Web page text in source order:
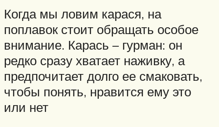
Когда мы ловим карася, на
поплавок стоит обращать особое
внимание. Карась – гурман: он
редко сразу хватает наживку, а
предпочитает долго ее смаковать,
чтобы понять, нравится ему это
или нет